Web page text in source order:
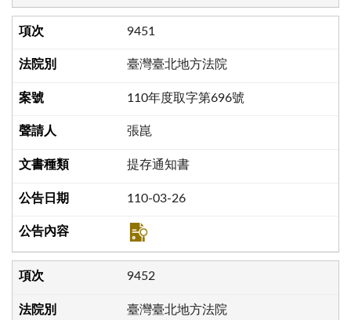
9451
臺灣臺北地方法院
110年度取字第696號
張崑
提存通知書
110-03-26
9452
臺灣臺北地方法院